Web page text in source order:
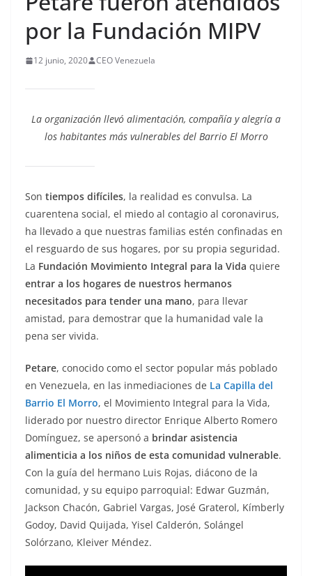
por la Fundación MIPV
12 junio, 2020 CEO Venezuela
La organización llevó alimentación, compañía y alegría a
los habitantes más vulnerables del Barrio El Morro
Son tiempos difíciles, la realidad es convulsa. La
cuarentena social, el miedo al contagio al coronavirus,
ha llevado a que nuestras familias estén confinadas en
el resguardo de sus hogares, por su propia seguridad.
La Fundación Movimiento Integral para la Vida quiere
entrar a los hogares de nuestros hermanos
necesitados para tender una mano, para llevar
amistad, para demostrar que la humanidad vale la
pena ser vivida.
Petare, conocido como el sector popular más poblado
en Venezuela, en las inmediaciones de La Capilla del
Barrio El Morro, el Movimiento Integral para la Vida,
liderado por nuestro director Enrique Alberto Romero
Domínguez, se apersonó a brindar asistencia
alimenticia a los niños de esta comunidad vulnerable.
Con la guía del hermano Luis Rojas, diácono de la
comunidad, y su equipo parroquial: Edwar Guzmán,
Jackson Chacón, Gabriel Vargas, José Graterol, Kímberly
Godoy, David Quijada, Yisel Calderón, Solángel
Solórzano, Kleiver Méndez.